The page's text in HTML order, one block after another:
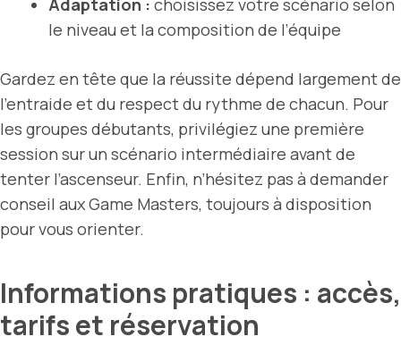
Adaptation : choisissez votre scénario selon
le niveau et la composition de l’équipe
Gardez en tête que la réussite dépend largement de
l’entraide et du respect du rythme de chacun. Pour
les groupes débutants, privilégiez une première
session sur un scénario intermédiaire avant de
tenter l’ascenseur. Enfin, n’hésitez pas à demander
conseil aux Game Masters, toujours à disposition
pour vous orienter.
Informations pratiques : accès,
tarifs et réservation